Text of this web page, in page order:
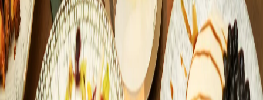
Questions frequentes
Trajet depuis Belleville ?
10 min a pied par la rue de Belleville puis la rue Saint-Maur.
Le bubble tea est-il vegan ?